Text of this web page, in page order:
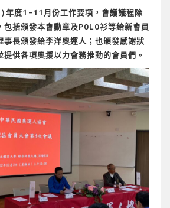
度1-11月份工作要項，會議議程除
包括頒發本會勳章及POLO衫等給新會員
事長頒發給李洋奧運人；也頒發感謝狀
提供各項奧援以力會務推動的會員們。